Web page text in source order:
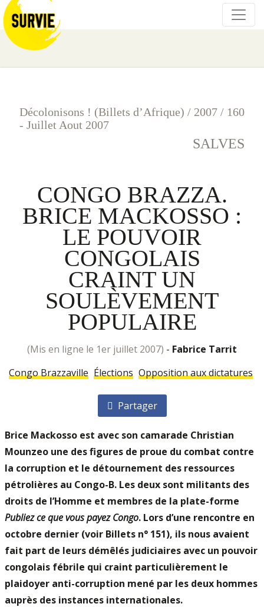
Décolonisons ! (Billets d’Afrique) / 2007 / 160
- Juillet Aout 2007
SALVES
CONGO BRAZZA.
BRICE MACKOSSO :
LE POUVOIR
CONGOLAIS
CRAINT UN
SOULÈVEMENT
POPULAIRE
(mis en ligne le 1er juillet 2007) - Fabrice Tarrit
Congo Brazzaville Élections Opposition aux dictatures
Partager
Brice Mackosso est avec son camarade Christian
Mounzeo une des figures de proue du combat contre
la corruption et le détournement des ressources
pétrolières au Congo-B. Les deux sont militants des
droits de l’Homme et membres de la plate-forme
Publiez ce que vous payez Congo. Lors d’une rencontre en
octobre dernier (voir Billets n° 151), ils nous avaient
fait part de leurs démêlés judiciaires avec un pouvoir
congolais fébrile qui craint particulièrement le
plaidoyer anti-corruption mené par les deux hommes
auprès des instances internationales.